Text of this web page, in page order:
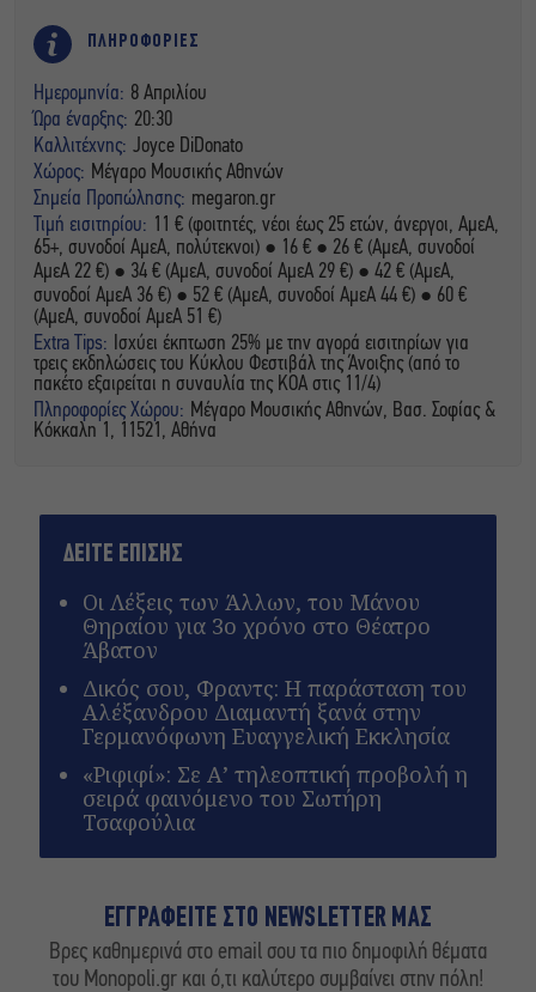
ΠΛΗΡΟΦΟΡΙΕΣ
Ημερομηνία: 8 Απριλίου
Ώρα έναρξης: 20:30
Καλλιτέχνης: Joyce DiDonato
Χώρος: Μέγαρο Μουσικής Αθηνών
Σημεία Προπώλησης: megaron.gr
Τιμή εισιτηρίου: 11 € (φοιτητές, νέοι έως 25 ετών, άνεργοι, ΑμεΑ,
65+, συνοδοί ΑμεΑ, πολύτεκνοι) ● 16 € ● 26 € (ΑμεΑ, συνοδοί
ΑμεΑ 22 €) ● 34 € (AμεΑ, συνοδοί ΑμεΑ 29 €) ● 42 € (AμεΑ,
συνοδοί ΑμεΑ 36 €) ● 52 € (AμεΑ, συνοδοί ΑμεΑ 44 €) ● 60 €
(AμεΑ, συνοδοί ΑμεΑ 51 €)
Extra Tips: Ισχύει έκπτωση 25% με την αγορά εισιτηρίων για
τρεις εκδηλώσεις του Κύκλου Φεστιβάλ της Άνοιξης (από το
πακέτο εξαιρείται η συναυλία της ΚΟΑ στις 11/4)
Πληροφορίες Χώρου: Μέγαρο Μουσικής Αθηνών, Βασ. Σοφίας &
Κόκκαλη 1, 11521, Αθήνα
ΔΕΙΤΕ ΕΠΙΣΗΣ
Οι Λέξεις των Άλλων, του Μάνου
Θηραίου για 3ο χρόνο στο Θέατρο
Άβατον
Δικός σου, Φραντς: Η παράσταση του
Αλέξανδρου Διαμαντή ξανά στην
Γερμανόφωνη Ευαγγελική Εκκλησία
«Ριφιφί»: Σε Α’ τηλεοπτική προβολή η
σειρά φαινόμενο του Σωτήρη
Τσαφούλια
ΕΓΓΡΑΦΕΙΤΕ ΣΤΟ NEWSLETTER ΜΑΣ
Βρες καθημερινά στο email σου τα πιο δημοφιλή θέματα
του Monopoli.gr και ό,τι καλύτερο συμβαίνει στην πόλη!